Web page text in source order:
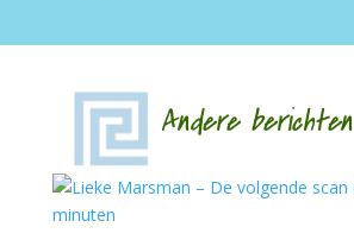
Andere berichten